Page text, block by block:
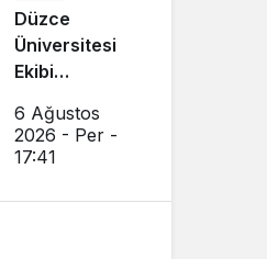
Düzce
Üniversitesi
Ekibi
Ses Verdi
6 Ağustos
2026 - Per -
17:41